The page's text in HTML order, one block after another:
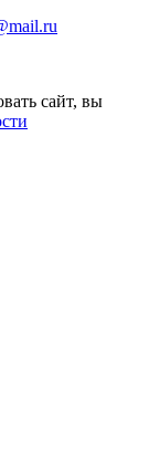
сайт, вы